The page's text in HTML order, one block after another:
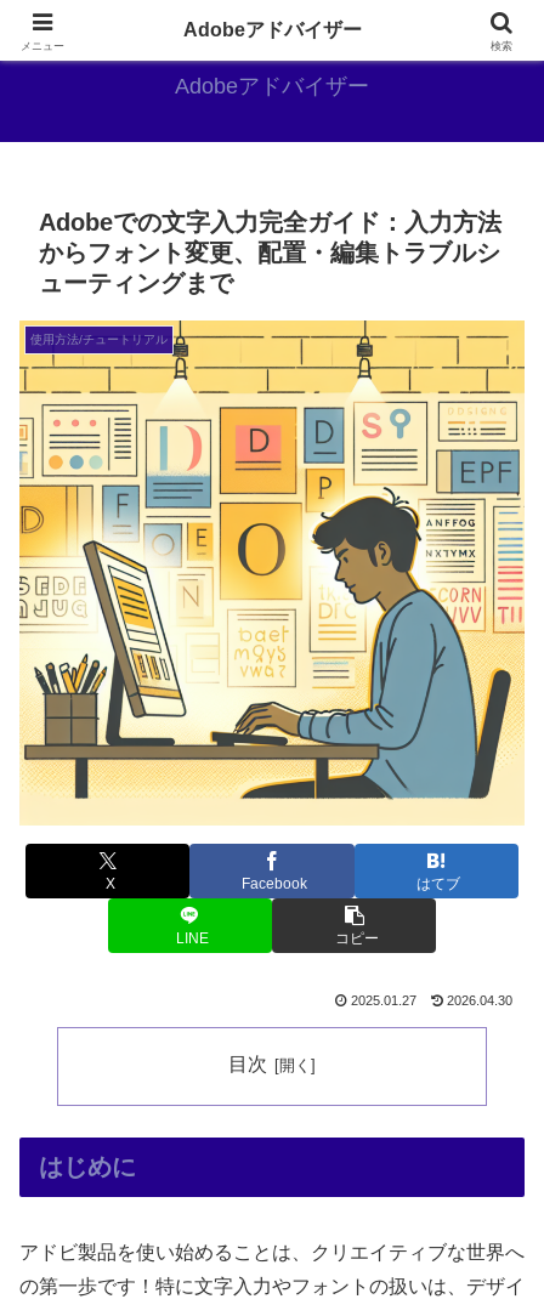
Adobe好きのAdobe推しブログ
Adobeアドバイザー
Adobeでの文字入力完全ガイド：入力方法
からフォント変更、配置・編集トラブルシ
ューティングまで
使用方法/チュートリアル
X Facebook はてブ
LINE コピー
2025.01.27 2026.04.30
目次
はじめに
アドビ製品を使い始めることは、クリエイティブな世界へ
の第一歩です！特に文字入力やフォントの扱いは、デザイ
メニュー
Adobeアドバイザー
検索